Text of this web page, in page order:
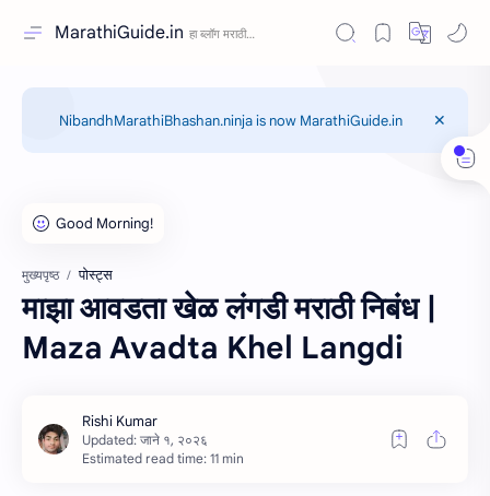
MarathiGuide.in
NibandhMarathiBhashan.ninja is now MarathiGuide.in
मुख्यपृष्ठ पोस्ट्स
माझा आवडता खेळ लंगडी मराठी निबंध |
Maza Avadta Khel Langdi
Estimated read time: 11 min